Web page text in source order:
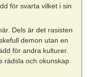
för svarta vilket i sin
Dels är det rasisten
demon utan en
för andra kulturer.
rädsla och okunskap